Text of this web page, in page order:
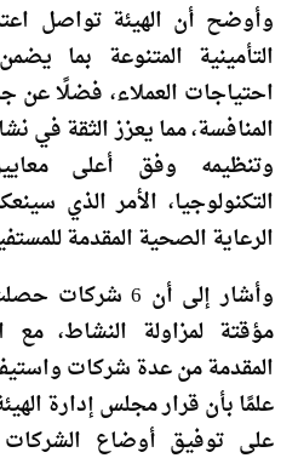
وأوضح أن الهيئة تواصل
التأمينية المتنوعة بما
احتياجات العملاء، فضلًا عن
المنافسة، مما يعزز الثقة في
وتنظيمه وفق أعلى
التكنولوجيا، الأمر الذي
الرعاية الصحية المقدمة
وأشار إلى أن 6
مؤقتة لمزاولة النشاط،
المقدمة من عدة شركات
على توفيق أوضاع الشركات